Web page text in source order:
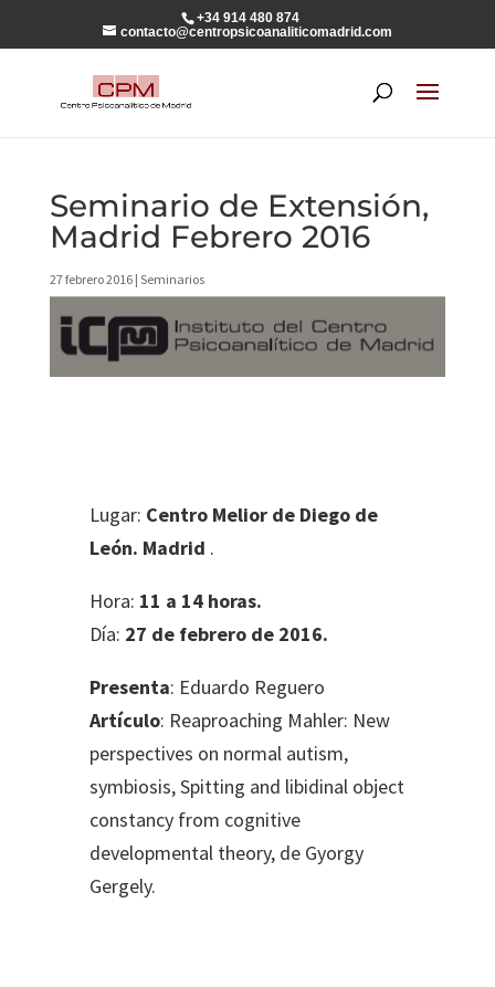
+34 914 480 874
contacto@centropsicoanaliticomadrid.com
Seminario de Extensión,
Madrid Febrero 2016
27 febrero 2016| Seminarios
Lugar: Centro Melior de Diego de
León. Madrid .
Hora: 11 a 14 horas.
Día: 27 de febrerode 2016.
Presenta: Eduardo Reguero
Artículo: Reaproaching Mahler: New
perspectives on normal autism,
symbiosis, Spitting and libidinal object
constancy from cognitive
developmental theory, de Gyorgy
Gergely.